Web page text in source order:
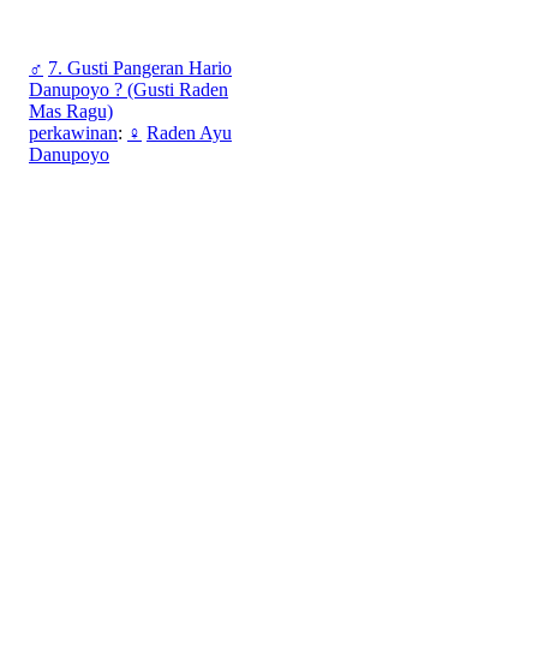
♂ 7. Gusti Pangeran Hario
Danupoyo ? (Gusti Raden
Mas Ragu)
perkawinan: ♀ Raden Ayu
Danupoyo